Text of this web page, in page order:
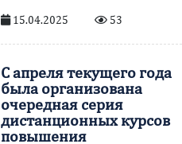
15.04.2025 53
С апреля текущего года
была организована
очередная серия
дистанционных курсов
повышения